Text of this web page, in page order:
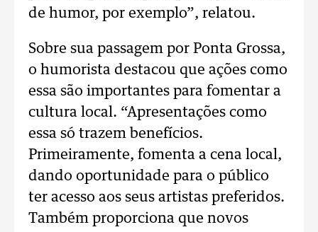
de humor, por exemplo”, relatou.
Sobre sua passagem por Ponta Grossa,
o humorista destacou que ações como
essa são importantes para fomentar a
cultura local. “Apresentações como
essa só trazem benefícios.
Primeiramente, fomenta a cena local,
dando oportunidade para o público
ter acesso aos seus artistas preferidos.
Também proporciona que novos